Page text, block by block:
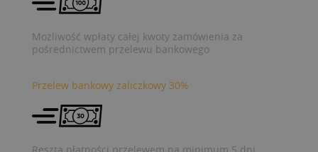
Możliwość wpłaty całej kwoty zamówienia za
pośrednictwem przelewu bankowego
Przelew bankowy zaliczkowy 30%